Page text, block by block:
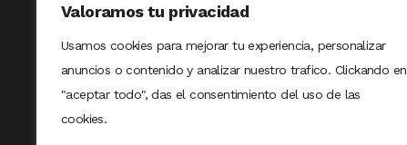
Valoramos tu privacidad
Usamos cookies para mejorar tu experiencia, personalizar
anuncios o contenido y analizar nuestro trafico. Clickando en
"aceptar todo", das el consentimiento del uso de las
cookies.